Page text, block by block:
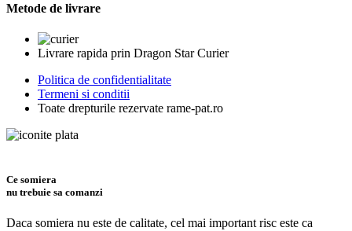
Metode de livrare
Livrare rapida prin Dragon Star Curier
Politica de confidentialitate
Termeni si conditii
Toate drepturile rezervate rame-pat.ro
Ce somiera
nu trebuie sa comanzi
Daca somiera nu este de calitate, cel mai important risc este ca